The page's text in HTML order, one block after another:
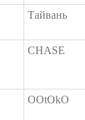
Тайвань
CHASE
OOtOkO